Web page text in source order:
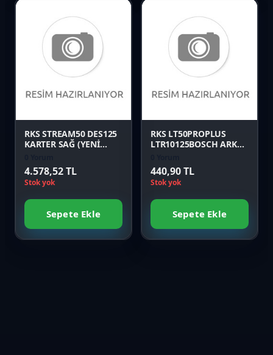
Favori
Karşılaştır
RKS STREAM50 DES125
KARTER SAĞ (YENİ
4.578,52 TL
Stok yok
Sepete Ekle
Favori
Karşılaştır
RKS LT50PROPLUS
LTR10125BOSCH ARKA
Orijinal
440,90 TL
Stok yok
Sepete Ekle